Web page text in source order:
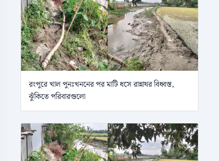
রংপুরে খাল পুনঃখননের পর মাটি ধসে রান্নাঘর বিধ্বস্ত,
ঝুঁকিতে পরিবারগুলো